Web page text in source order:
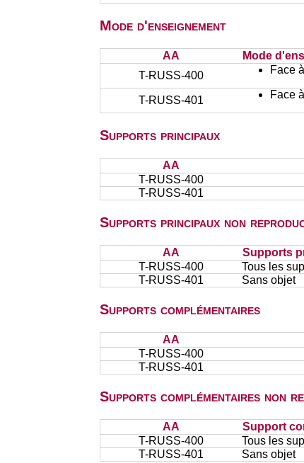
Mode d'enseignement
AA
Mode
T-RUSS-400
Face
T-RUSS-401 Face
Supports principaux
AA
T-RUSS-400
T-RUSS-401
Supports principaux non
AA
Supports
T-RUSS-400
Tous les
T-RUSS-401
Sans objet
Supports complémentaires
AA
T-RUSS-400
T-RUSS-401
Supports complémentaires non
AA
Support
T-RUSS-400
Tous les
T-RUSS-401
Sans objet